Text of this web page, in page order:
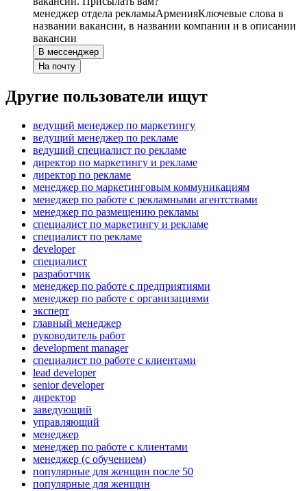
менеджер отдела рекламыАрменияКлючевые слова в
названии вакансии, в названии компании и в описании
вакансии
В мессенджер
На почту
Другие пользователи ищут
ведущий менеджер по маркетингу
ведущий менеджер по рекламе
ведущий специалист по рекламе
директор по маркетингу и рекламе
директор по рекламе
менеджер по маркетинговым коммуникациям
менеджер по работе с рекламными агентствами
менеджер по размещению рекламы
специалист по маркетингу и рекламе
специалист по рекламе
developer
специалист
разработчик
менеджер по работе с предприятиями
менеджер по работе с организациями
эксперт
главный менеджер
руководитель работ
development manager
специалист по работе с клиентами
lead developer
senior developer
директор
заведующий
управляющий
менеджер
менеджер по работе с клиентами
менеджер (с обучением)
популярные для женщин после 50
популярные для женщин